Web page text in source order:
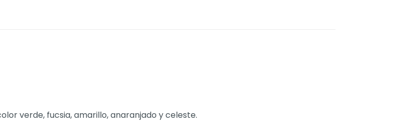
verde, fucsia, amarillo, anaranjado y celeste.